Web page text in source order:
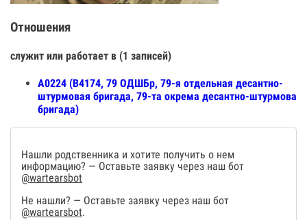
Отношения
служит или работает в (1 записей)
А0224 (В4174, 79 ОДШБр, 79-я отдельная десантно-
штурмовая бригада, 79-та окрема десантно-штурмова
бригада)
Нашли родственника и хотите получить о нем
информацию? — Оставьте заявку через наш бот
@wartearsbot
Не нашли? — Оставьте заявку через наш бот
@wartearsbot.